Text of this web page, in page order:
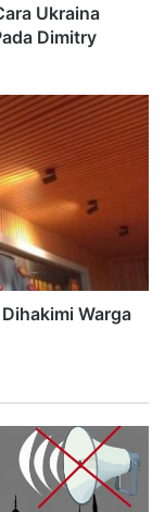
Ukraina
Dimitry
Warga